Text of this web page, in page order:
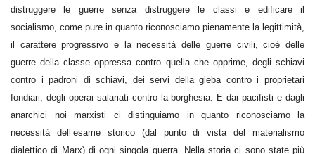
distruggere le guerre senza distruggere le classi e edificare il
socialismo, come pure in quanto riconosciamo pienamente la legittimità,
il carattere progressivo e la necessità delle guerre civili, cioè delle
guerre della classe oppressa contro quella che opprime, degli schiavi
contro i padroni di schiavi, dei servi della gleba contro i proprietari
fondiari, degli operai salariati contro la borghesia. E dai pacifisti e dagli
anarchici noi marxisti ci distinguiamo in quanto riconosciamo la
necessità dell’esame storico (dal punto di vista del materialismo
dialettico di Marx) di ogni singola guerra. Nella storia ci sono state più